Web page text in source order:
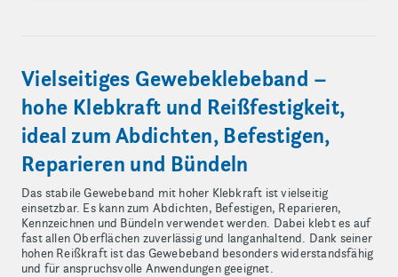
Vielseitiges Gewebeklebeband –
hohe Klebkraft und Reißfestigkeit,
ideal zum Abdichten, Befestigen,
Reparieren und Bündeln
Das stabile Gewebeband mit hoher Klebkraft ist vielseitig
einsetzbar. Es kann zum Abdichten, Befestigen, Reparieren,
Kennzeichnen und Bündeln verwendet werden. Dabei klebt es auf
fast allen Oberflächen zuverlässig und langanhaltend. Dank seiner
hohen Reißkraft ist das Gewebeband besonders widerstandsfähig
und für anspruchsvolle Anwendungen geeignet.